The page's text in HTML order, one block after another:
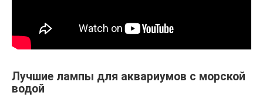
Лучшие лампы для аквариумов с морской
водой